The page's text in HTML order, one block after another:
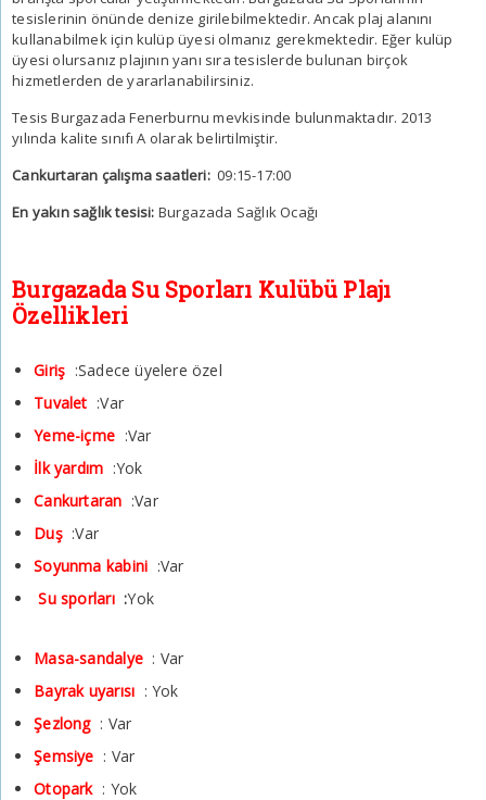
tesislerinin önünde denize girilebilmektedir. Ancak plaj alanını
kullanabilmek için kulüp üyesi olmanız gerekmektedir. Eğer kulüp
üyesi olursanız plajının yanı sıra tesislerde bulunan birçok
hizmetlerden de yararlanabilirsiniz.
Tesis Burgazada Fenerburnu mevkisinde bulunmaktadır. 2013
yılında kalite sınıfı A olarak belirtilmiştir.
Cankurtaran çalışma saatleri:09:15-17:00
En yakın sağlık tesisi: Burgazada Sağlık Ocağı
Burgazada Su Sporları Kulübü Plajı
Özellikleri
Giriş :Sadece üyelere özel
Tuvalet :Var
Yeme-içme :Var
İlk yardım :Yok
Cankurtaran :Var
Duş :Var
Soyunma kabini :Var
Su sporları:Yok
Masa-sandalye : Var
Bayrak uyarısı : Yok
Şezlong : Var
Şemsiye : Var
Otopark : Yok